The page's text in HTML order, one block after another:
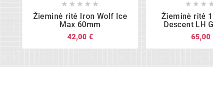
    
Žieminė ritė Iron Wolf Ice
Max 60mm
42,00 €
  
Žieminė ritė
Descent LH
65,00